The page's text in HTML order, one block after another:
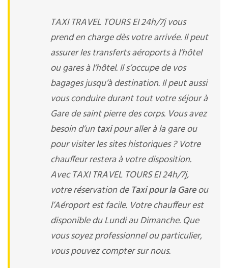
TAXI TRAVEL TOURS EI 24h/7j vous
prend en charge dès votre arrivée. Il peut
assurer les transferts aéroports à l’hôtel
ou gares à l’hôtel. Il s’occupe de vos
bagages jusqu’à destination. Il peut aussi
vous conduire durant tout votre séjour à
Gare de saint pierre des corps. Vous avez
besoin d’un taxipour aller à la gare ou
pour visiter les sites historiques ? Votre
chauffeur restera à votre disposition.
Avec TAXI TRAVEL TOURS EI 24h/7j,
votre réservation de Taxi pour la Gareou
l’Aéroport est facile. Votre chauffeur est
disponible du Lundi au Dimanche. Que
vous soyez professionnel ou particulier,
vous pouvez compter sur nous.